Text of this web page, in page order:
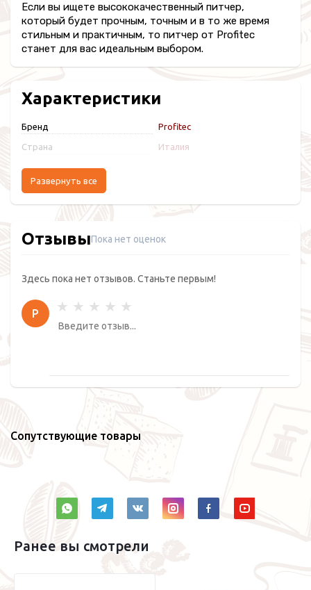
Если вы ищете высококачественный питчер,
который будет прочным, точным и в то же время
стильным и практичным, то питчер от Profitec
станет для вас идеальным выбором.
Характеристики
Бренд Profitec
Страна Италия
Развернуть все
ОтзывыПока нет оценок
Здесь пока нет отзывов. Станьте первым!
Р
Сопутствующие товары
Ранее вы смотрели